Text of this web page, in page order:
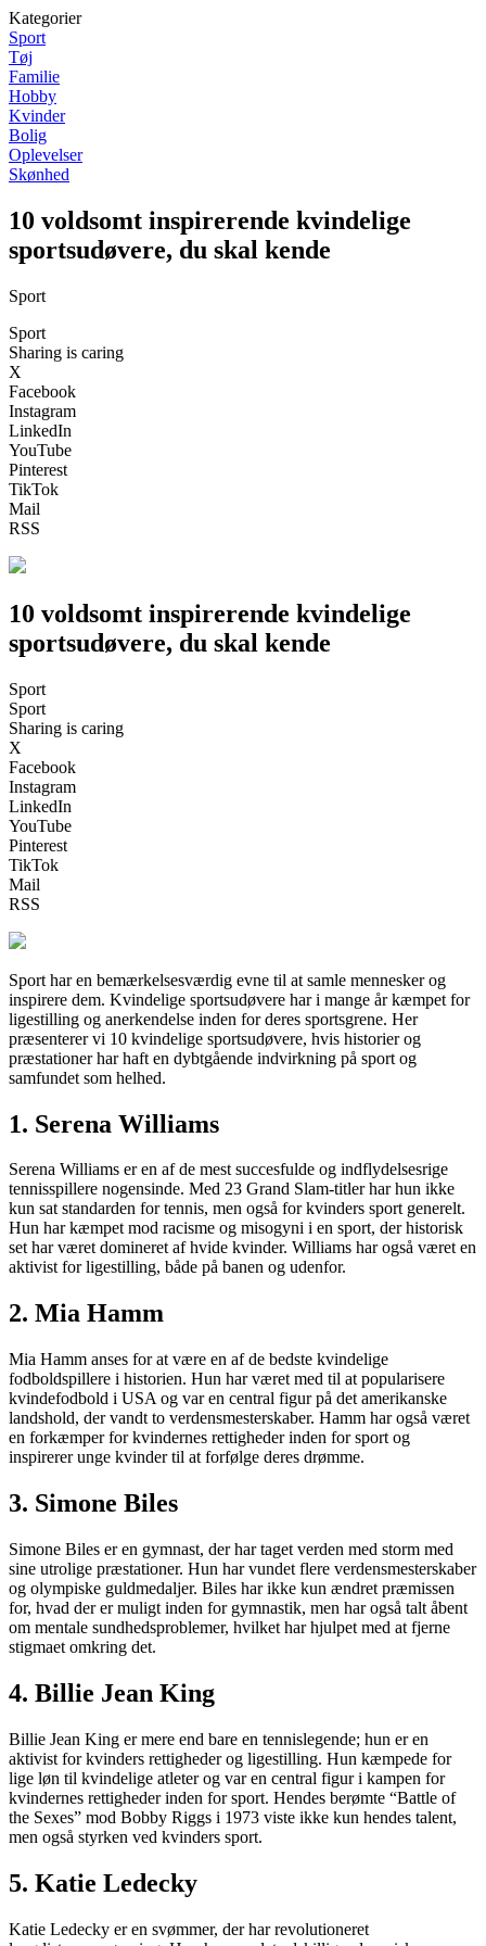
Kategorier
Sport
Tøj
Familie
Hobby
Kvinder
Bolig
Oplevelser
Skønhed
10 voldsomt inspirerende kvindelige
sportsudøvere, du skal kende
Sport
Sport
Sharing is caring
X
Facebook
Instagram
LinkedIn
YouTube
Pinterest
TikTok
Mail
RSS
10 voldsomt inspirerende kvindelige
sportsudøvere, du skal kende
Sport
Sport
Sharing is caring
X
Facebook
Instagram
LinkedIn
YouTube
Pinterest
TikTok
Mail
RSS
Sport har en bemærkelsesværdig evne til at samle mennesker og
inspirere dem. Kvindelige sportsudøvere har i mange år kæmpet for
ligestilling og anerkendelse inden for deres sportsgrene. Her
præsenterer vi 10 kvindelige sportsudøvere, hvis historier og
præstationer har haft en dybtgående indvirkning på sport og
samfundet som helhed.
1. Serena Williams
Serena Williams er en af de mest succesfulde og indflydelsesrige
tennisspillere nogensinde. Med 23 Grand Slam-titler har hun ikke
kun sat standarden for tennis, men også for kvinders sport generelt.
Hun har kæmpet mod racisme og misogyni i en sport, der historisk
set har været domineret af hvide kvinder. Williams har også været en
aktivist for ligestilling, både på banen og udenfor.
2. Mia Hamm
Mia Hamm anses for at være en af de bedste kvindelige
fodboldspillere i historien. Hun har været med til at popularisere
kvindefodbold i USA og var en central figur på det amerikanske
landshold, der vandt to verdensmesterskaber. Hamm har også været
en forkæmper for kvindernes rettigheder inden for sport og
inspirerer unge kvinder til at forfølge deres drømme.
3. Simone Biles
Simone Biles er en gymnast, der har taget verden med storm med
sine utrolige præstationer. Hun har vundet flere verdensmesterskaber
og olympiske guldmedaljer. Biles har ikke kun ændret præmissen
for, hvad der er muligt inden for gymnastik, men har også talt åbent
om mentale sundhedsproblemer, hvilket har hjulpet med at fjerne
stigmaet omkring det.
4. Billie Jean King
Billie Jean King er mere end bare en tennislegende; hun er en
aktivist for kvinders rettigheder og ligestilling. Hun kæmpede for
lige løn til kvindelige atleter og var en central figur i kampen for
kvindernes rettigheder inden for sport. Hendes berømte “Battle of
the Sexes” mod Bobby Riggs i 1973 viste ikke kun hendes talent,
men også styrken ved kvinders sport.
5. Katie Ledecky
Katie Ledecky er en svømmer, der har revolutioneret